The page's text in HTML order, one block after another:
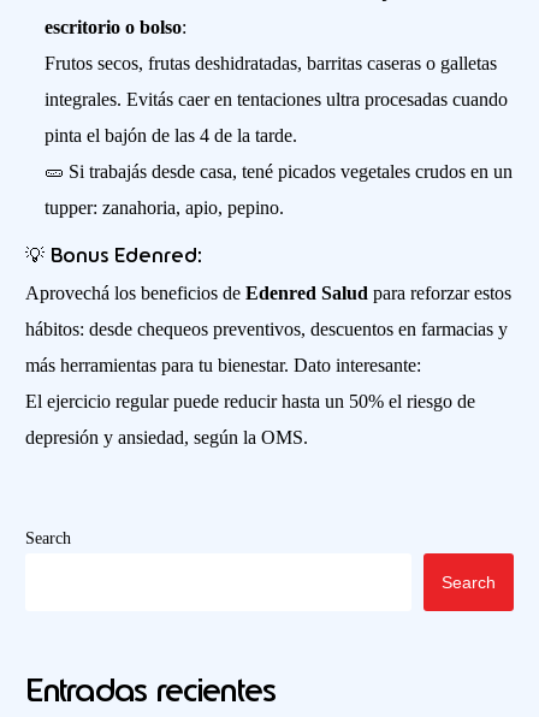
escritorio o bolso:
Frutos secos, frutas deshidratadas, barritas caseras o galletas
integrales. Evitás caer en tentaciones ultra procesadas cuando
pinta el bajón de las 4 de la tarde.
🥒 Si trabajás desde casa, tené picados vegetales crudos en un
tupper: zanahoria, apio, pepino.
💡 Bonus Edenred:
Aprovechá los beneficios deEdenred Salud para reforzar estos
hábitos: desde chequeos preventivos, descuentos en farmacias y
más herramientas para tu bienestar. Dato interesante:
El ejercicio regular puede reducir hasta un 50% el riesgo de
depresión y ansiedad, según la OMS.
Search
Search
Entradas recientes